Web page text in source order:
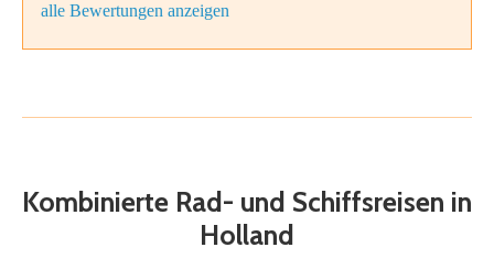
alle Bewertungen anzeigen
Kombinierte Rad- und Schiffsreisen in
Holland